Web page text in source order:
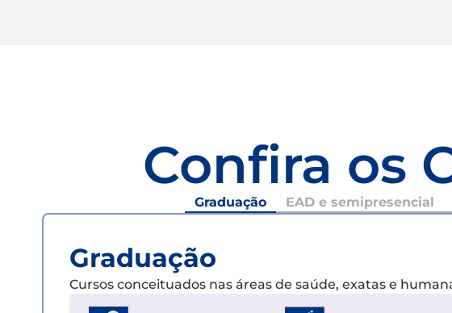
Confira os
Graduação EAD e semipresencial
Graduação
Cursos conceituados nas áreas de saúde, exatas e